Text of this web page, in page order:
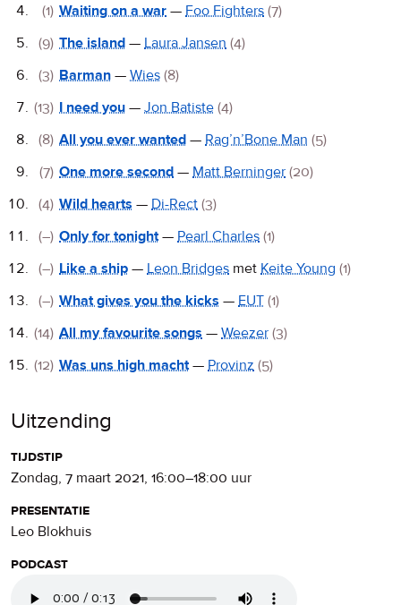
(1) Waiting on a war — Foo Fighters (7)
(9) The island — Laura Jansen (4)
(3) Barman — Wies (8)
(13) I need you — Jon Batiste (4)
(8) All you ever wanted — Rag’n’Bone Man (5)
(7) One more second — Matt Berninger (20)
(4) Wild hearts — Di-Rect (3)
(–) Only for tonight— Pearl Charles (1)
(–) Like a ship — Leon Bridges met Keite Young (1)
(–) What gives you the kicks — EUT (1)
(14) All my favourite songs — Weezer (3)
(12) Was uns high macht— Provinz (5)
Uitzending
tijdstip
zondag, 7 maart 2021, 16:00–18:00 uur
presentatie
Leo Blokhuis
podcast